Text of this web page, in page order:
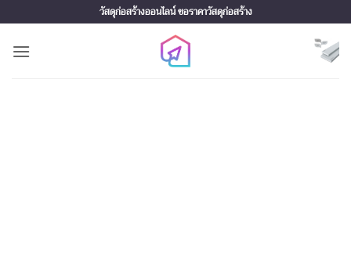
to
content
วัสดุก่อสร้างออนไลน์ ขอราคาวัสดุก่อสร้าง